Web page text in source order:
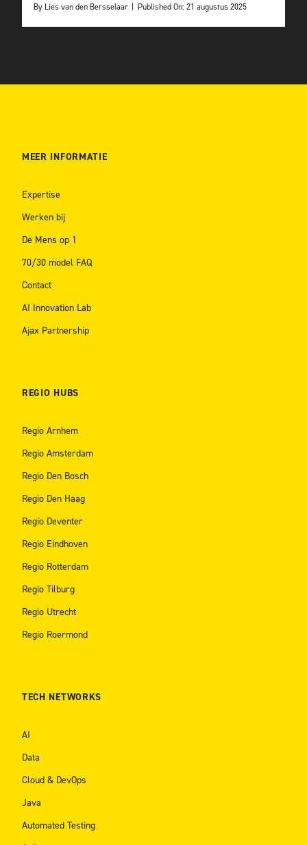
By Lies van den Bersselaar Published On: 21 augustus 2025
MEER INFORMATIE
Expertise
Werken bij
De Mens op 1
70/30 model FAQ
Contact
AI Innovation Lab
Ajax Partnership
REGIO HUBS
Regio Arnhem
Regio Amsterdam
Regio Den Bosch
Regio Den Haag
Regio Deventer
Regio Eindhoven
Regio Rotterdam
Regio Tilburg
Regio Utrecht
Regio Roermond
TECH NETWORKS
AI
Data
Cloud & DevOps
Java
Automated Testing